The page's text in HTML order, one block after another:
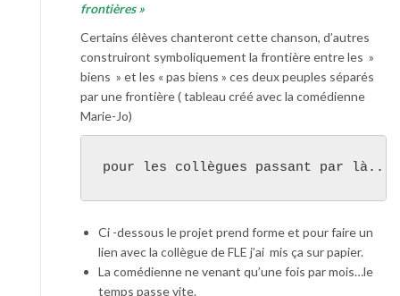
frontières »
Certains élèves chanteront cette chanson, d’autres
construiront symboliquement la frontière entre les »
biens » et les « pas biens » ces deux peuples séparés
par une frontière ( tableau créé avec la comédienne
Marie-Jo)
pour les collègues passant par là..
Ci -dessous le projet prend forme et pour faire un
lien avec la collègue de FLE j’ai mis ça sur papier.
La comédienne ne venant qu’une fois par mois…le
temps passe vite.